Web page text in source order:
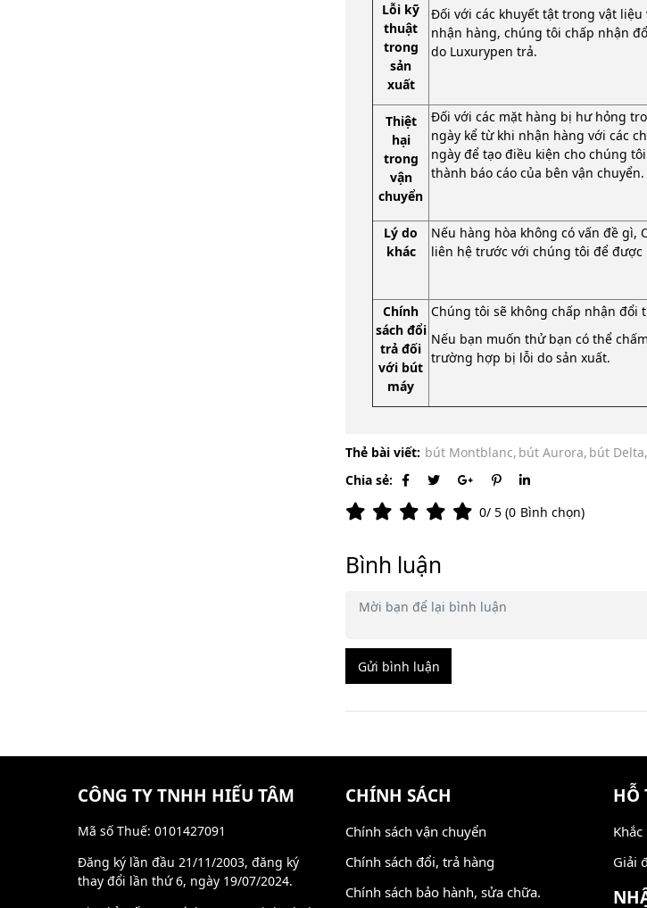
Lỗi kỹ
thuật
trong
sản
xuất
Đối với các khuyết tật trong vật
nhận hàng, chúng tôi chấp nhận
do Luxurypen trả.
Thiệt
hại
trong
vận
chuyển
Đối với các mặt hàng bị hư hỏng
ngày kể từ khi nhận hàng với các
ngày để tạo điều kiện cho chúng
thành báo cáo của bên vận
Lý do
khác
Nếu hàng hòa không có vấn đề gì,
liên hệ trước với chúng tôi để được
Chính
sách đổi
trả đối
với bút
máy
Chúng tôi sẽ không chấp nhận đổi
Nếu bạn muốn thử bạn có thể
trường hợp bị lỗi do sản xuất.
Thẻ bài viết: bút Montblanc, bút Aurora, bút Delta,
Chia sẻ:
0/ 5 (0 Bình chọn)
Bình luận
Gửi bình luận
CÔNG TY TNHH HIẾU TÂM
Mã số Thuế: 0101427091
Đăng ký lần đầu 21/11/2003, đăng ký
thay đổi lần thứ 6, ngày 19/07/2024.
CHÍNH SÁCH
Chính sách vận chuyển
Chính sách đổi, trả hàng
Chính sách bảo hành, sửa chữa.
HỖ
Giải